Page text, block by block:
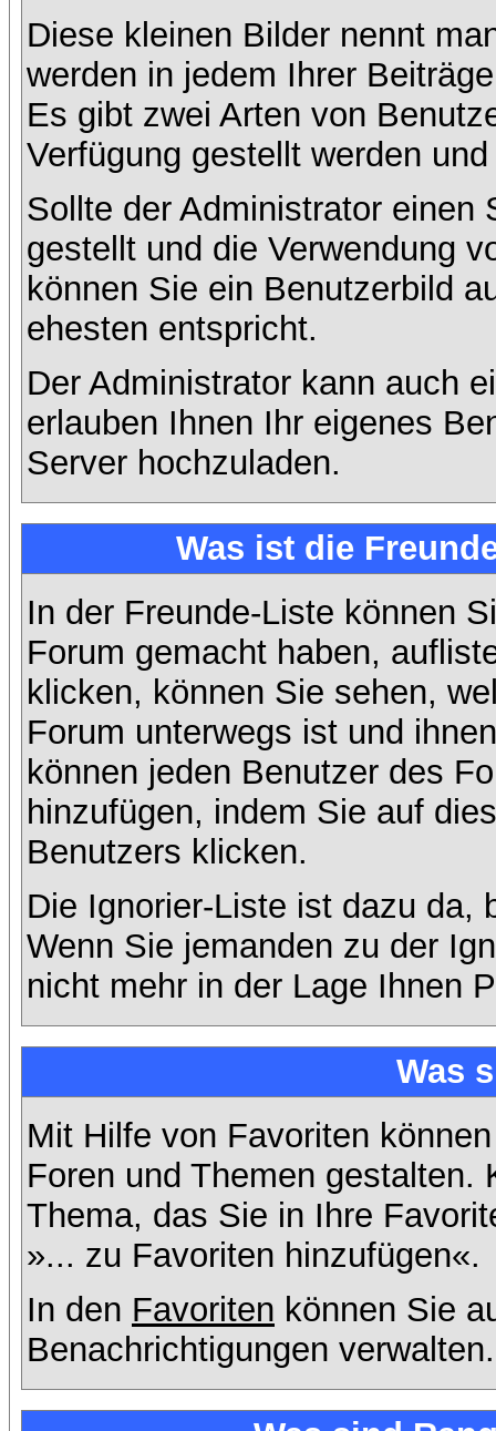
Diese kleinen Bilder nennt
werden in jedem Ihrer
Es gibt zwei Arten von
Verfügung gestellt werden
Sollte der Administrator einen
gestellt und die Verwendung
können Sie ein Benutzerbild
ehesten entspricht.
Der Administrator kann auch
erlauben Ihnen Ihr eigenes
Server hochzuladen.
Was ist die
In der Freunde-Liste können
Forum gemacht haben,
klicken, können Sie sehen,
Forum unterwegs ist und
können jeden Benutzer des
hinzufügen, indem Sie auf
Benutzers klicken.
Die Ignorier-Liste ist dazu da,
Wenn Sie jemanden zu der
nicht mehr in der Lage Ihnen
Was
Mit Hilfe von Favoriten
Foren und Themen gestalten.
Thema, das Sie in Ihre
»... zu Favoriten hinzufügen«.
In den Favoriten können Sie
Benachrichtigungen verwalten.